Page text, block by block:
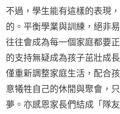
不過，學生能有這樣的表現
的。平衡學業與訓練，絕非
往往會成為每一個家庭都要
的支持無疑成為孩子茁壯成
僅重新調整家庭生活，配合
意犧牲自己的休閒與聚會，
夢。亦感恩家長們結成「隊